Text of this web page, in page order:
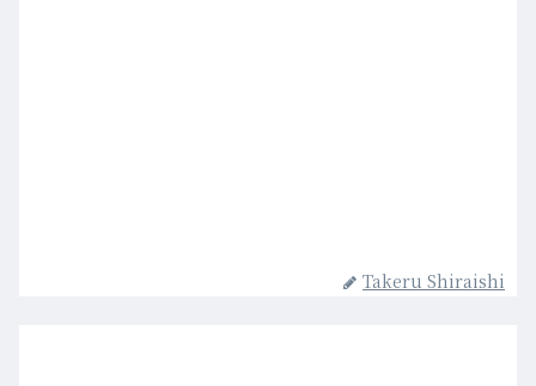
Takeru Shiraishi